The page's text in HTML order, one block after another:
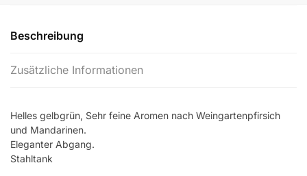
Beschreibung
Zusätzliche Informationen
Helles gelbgrün, Sehr feine Aromen nach Weingartenpfirsich
und Mandarinen.
Eleganter Abgang.
Stahltank